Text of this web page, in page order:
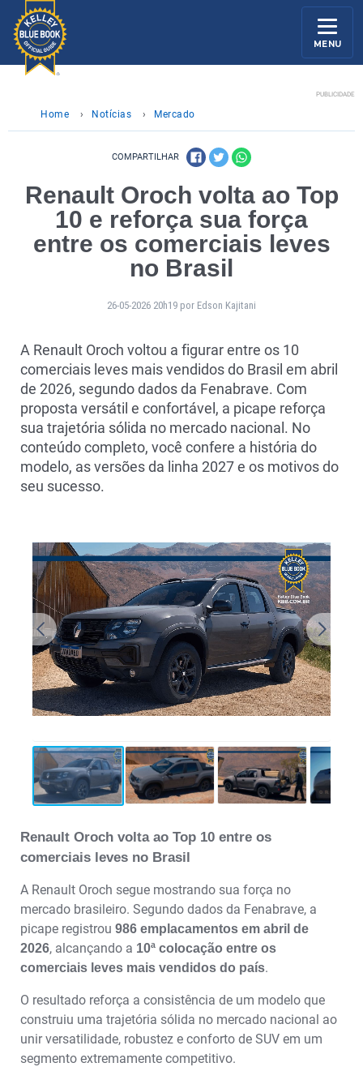
MENU
PUBLICIDADE
Home › Notícias › Mercado
COMPARTILHAR
Renault Oroch volta ao Top
10 e reforça sua força
entre os comerciais leves
no Brasil
26-05-2026 20h19 por Edson Kajitani
A Renault Oroch voltou a figurar entre os 10
comerciais leves mais vendidos do Brasil em abril
de 2026, segundo dados da Fenabrave. Com
proposta versátil e confortável, a picape reforça
sua trajetória sólida no mercado nacional. No
conteúdo completo, você confere a história do
modelo, as versões da linha 2027 e os motivos do
seu sucesso.
Renault Oroch volta ao Top 10 entre os
comerciais leves no Brasil
A Renault Oroch segue mostrando sua força no
mercado brasileiro. Segundo dados da Fenabrave, a
picape registrou 986 emplacamentos em abril de
2026, alcançando a 10ª colocação entre os
comerciais leves mais vendidos do país.
O resultado reforça a consistência de um modelo que
construiu uma trajetória sólida no mercado nacional ao
unir versatilidade, robustez e conforto de SUV em um
segmento extremamente competitivo.